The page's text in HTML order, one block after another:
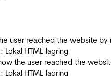
user reached the website by
: Lokal HTML-lagring
the user reached the
: Lokal HTML-lagring